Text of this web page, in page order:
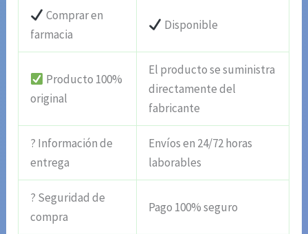
Comprar en
farmacia
Disponible
Producto 100%
original
El producto se suministra
directamente del
fabricante
? Información de
entrega
Envíos en 24/72 horas
laborables
? Seguridad de
compra
Pago 100% seguro